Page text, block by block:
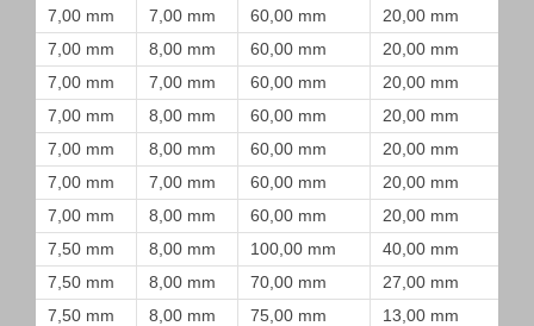
7,00 mm 7,00 mm 60,00 mm
20,00 mm
7,00 mm
8,00 mm 60,00 mm
20,00 mm
7,00 mm
7,00 mm 60,00 mm
20,00 mm
7,00 mm
8,00 mm 60,00 mm
20,00 mm
7,00 mm
8,00 mm 60,00 mm
20,00 mm
7,00 mm
7,00 mm 60,00 mm
20,00 mm
7,00 mm
8,00 mm 60,00 mm
20,00 mm
7,50 mm
8,00 mm 100,00 mm
40,00 mm
7,50 mm
8,00 mm 70,00 mm
27,00 mm
7,50 mm
8,00 mm 75,00 mm
13,00 mm